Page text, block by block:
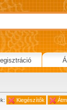
Kiegészítők